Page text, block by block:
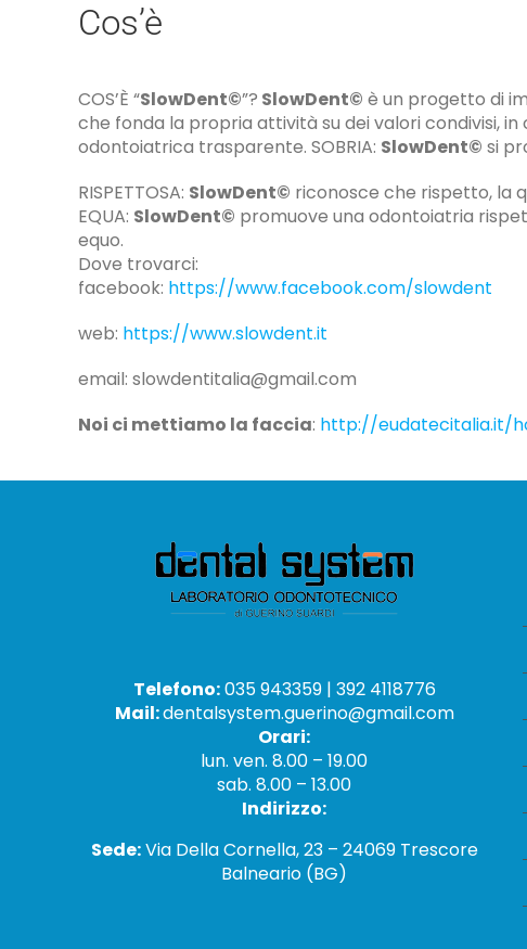
Cos’è
COS’È “SlowDent©”? SlowDent© è un progetto di
che fonda la propria attività su dei valori condivisi, in
odontoiatrica trasparente. SOBRIA: SlowDent© si
RISPETTOSA: SlowDent© riconosce che rispetto, la
EQUA: SlowDent© promuove una odontoiatria
equo.
Dove trovarci:
facebook: https://www.facebook.com/slowdent
web: https://www.slowdent.it
email: slowdentitalia@gmail.com
Noi ci mettiamo la faccia: http://eudatecitalia.it/
Telefono:035 943359 | 392 4118776
Mail:dentalsystem.guerino@gmail.com
Orari:
lun. ven. 8.00 – 19.00
sab. 8.00 – 13.00
Indirizzo:
Sede:Via Della Cornella, 23 – 24069 Trescore
Balneario (BG)